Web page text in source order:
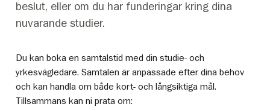
beslut, eller om du har funderingar kring dina
nuvarande studier.
Du kan boka en samtalstid med din studie- och
yrkesvägledare. Samtalen är anpassade efter dina behov
och kan handla om både kort- och långsiktiga mål.
Tillsammans kan ni prata om: